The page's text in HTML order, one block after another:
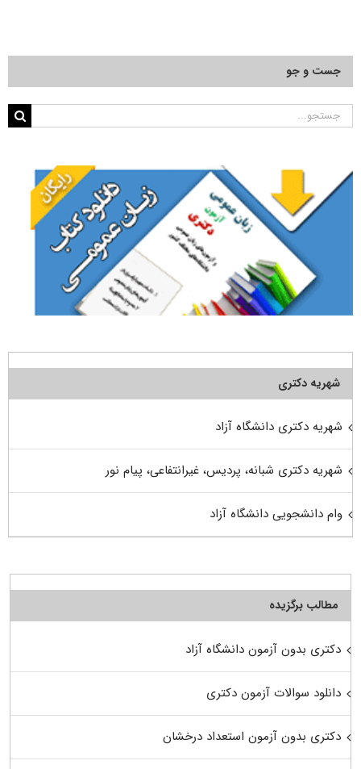
جست و جو
جستجو
شهریه دکتری
شهریه دکتری دانشگاه آزاد
شهریه دکتری شبانه، پردیس، غیرانتفاعی، پیام نور
وام دانشجویی دانشگاه آزاد
مطالب برگزیده
دکتری بدون آزمون دانشگاه آزاد
دانلود سوالات آزمون دکتری
دکتری بدون آزمون استعداد درخشان